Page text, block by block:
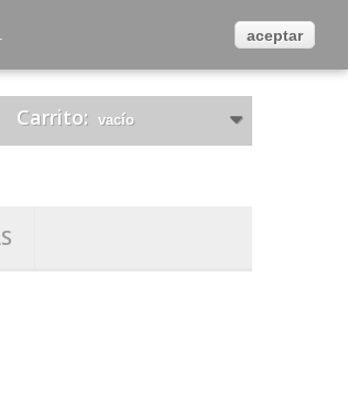
Iniciar sesión
Carrito: vacío
aceptar